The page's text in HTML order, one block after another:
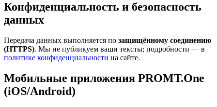
Конфиденциальность и безопасность
данных
Передача данных выполняется по защищённому соединению
(HTTPS). Мы не публикуем ваши тексты; подробности — в
политике конфиденциальности на сайте.
Мобильные приложения PROMT.One
(iOS/Android)